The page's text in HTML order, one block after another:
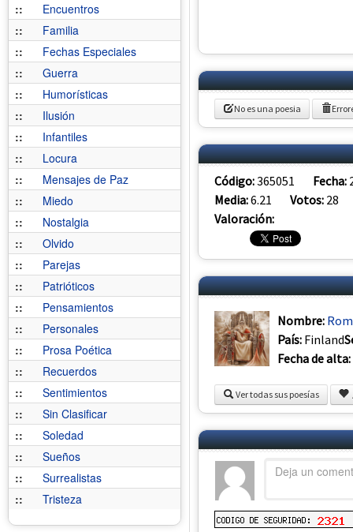
::
Encuentros
::
Familia
::
Fechas Especiales
::
Guerra
::
Humorísticas
::
Ilusión
::
Infantiles
::
Locura
::
Mensajes de Paz
::
Miedo
::
Nostalgia
::
Olvido
::
Parejas
::
Patrióticos
::
Pensamientos
::
Personales
::
Prosa Poética
::
Recuerdos
::
Sentimientos
::
Sin Clasificar
::
Soledad
::
Sueños
::
Surrealistas
::
Tristeza
No es una poesia
Código:365051 Fecha:
Media:6.21 Votos: 28
Valoración:
Nombre:
País: Finland
Fecha de alta:
Ver todas sus poesías